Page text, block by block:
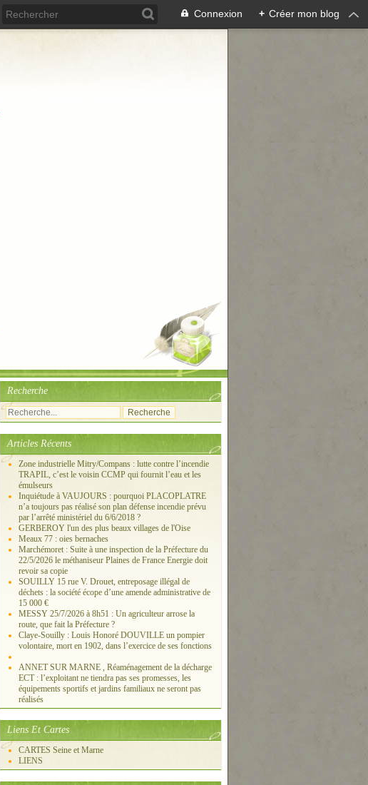
Connexion + Créer mon blog
Recherche
Articles Récents
Zone industrielle Mitry/Compans : lutte contre l’incendie
TRAPIL, c’est le voisin CCMP qui fournit l’eau et les
émulseurs
Inquiétude à VAUJOURS : pourquoi PLACOPLATRE
n’a toujours pas réalisé son plan défense incendie prévu
par l’arrêté ministériel du 6/6/2018 ?
GERBEROY l'un des plus beaux villages de l'Oise
Meaux 77 : oies bernaches
Marchémoret : Suite à une inspection de la Préfecture du
22/5/2026 le méthaniseur Plaines de France Energie doit
revoir sa copie
SOUILLY 15 rue V. Drouet, entreposage illégal de
déchets : la société écope d’une amende administrative de
15 000 €
MESSY 25/7/2026 à 8h51 : Un agriculteur arrose la
route, que fait la Préfecture ?
Claye-Souilly : Louis Honoré DOUVILLE un pompier
volontaire, mort en 1902, dans l’exercice de ses fonctions
ANNET SUR MARNE , Réaménagement de la décharge
ECT : l’exploitant ne tiendra pas ses promesses, les
équipements sportifs et jardins familiaux ne seront pas
réalisés
Liens Et Cartes
CARTES Seine et Marne
LIENS